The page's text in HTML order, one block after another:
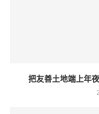
把友善土地端上年